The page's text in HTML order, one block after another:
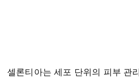
셀론티아는 세포 단위의 피부 관